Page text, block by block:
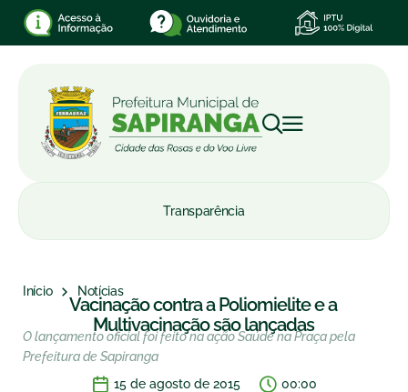
Transparência
Início Notícias
Vacinação contra a Poliomielite e a
Multivacinação são lançadas
O lançamento oficial foi feito na ação Saúde na Praça pela
Prefeitura de Sapiranga
15 de agosto de 2015
00:00